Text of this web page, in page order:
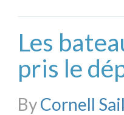
Les
pris le
ByCornell